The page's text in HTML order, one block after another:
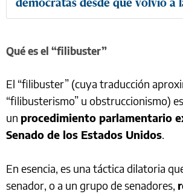
Qué es el “filibuster”
El “filibuster” (cuya traducción
“filibusterismo” u obstruccionismo) es
un procedimiento parlamentario
Senado de los Estados Unidos.
En esencia, es una táctica dilatoria
senador, o a un grupo de senadores,